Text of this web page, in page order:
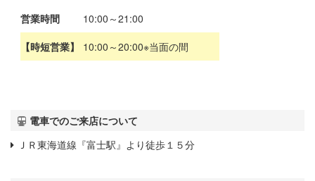
営業時間
10:00～21:00
【時短営業】
10:00～20:00※当面の間
電車でのご来店について
ＪＲ東海道線『富士駅』より徒歩１５分